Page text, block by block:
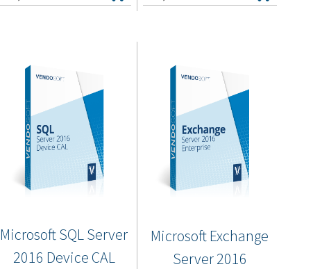
Microsoft SQL Server
2016 Device CAL
Microsoft Exchange
Server 2016